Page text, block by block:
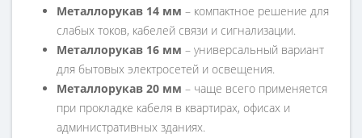
Металлорукав 14 мм – компактное решение для
слабых токов, кабелей связи и сигнализации.
Металлорукав 16 мм – универсальный вариант
для бытовых электросетей и освещения.
Металлорукав 20 мм – чаще всего применяется
при прокладке кабеля в квартирах, офисах и
административных зданиях.